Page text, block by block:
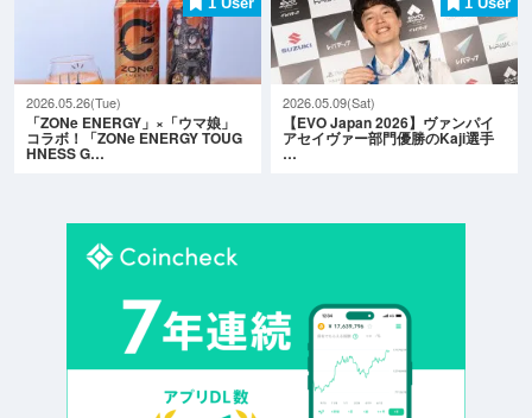
2026.05.26(Tue)
「ZONe ENERGY」×「ウマ娘」
コラボ！「ZONe ENERGY TOUG
HNESS G…
2026.05.09(Sat)
【EVO Japan 2026】ヴァンパイ
アセイヴァー部門優勝のKaji選手
…